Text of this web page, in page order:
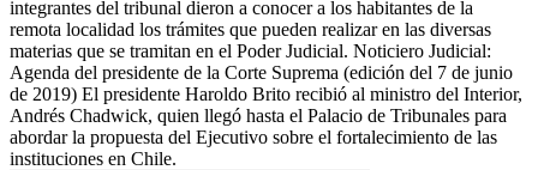
integrantes del tribunal dieron a conocer a los habitantes de la
remota localidad los trámites que pueden realizar en las diversas
materias que se tramitan en el Poder Judicial. Noticiero Judicial:
Agenda del presidente de la Corte Suprema (edición del 7 de junio
de 2019) El presidente Haroldo Brito recibió al ministro del Interior,
Andrés Chadwick, quien llegó hasta el Palacio de Tribunales para
abordar la propuesta del Ejecutivo sobre el fortalecimiento de las
instituciones en Chile.